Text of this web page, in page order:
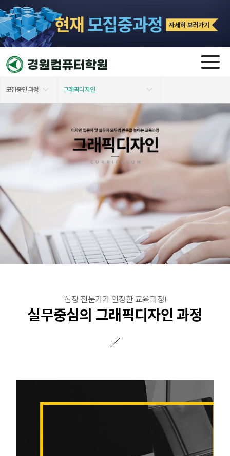
모집중인 과정
모집 과정
자격증 소개
취업센터
그래픽디자인
개강일정 전체보기
실내건축디자인
전산회계/전산세무
사무자동화(OA)
특화과정
현장 전문가가 인정한 교육과정!
실무중심의 그래픽디자인 과정